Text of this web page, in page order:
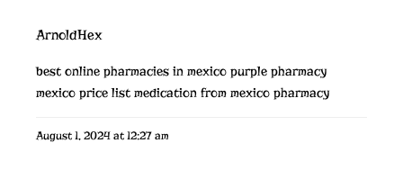
ArnoldHex
best online pharmacies in mexico purple pharmacy
mexico price list medication from mexico pharmacy
August 1, 2024 at 12:27 am